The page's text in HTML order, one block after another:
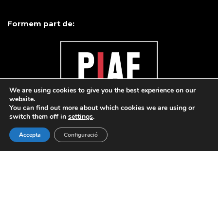
Formem part de:
We are using cookies to give you the best experience on our
website.
You can find out more about which cookies we are using or
switch them off in settings.
Accepta Configuració